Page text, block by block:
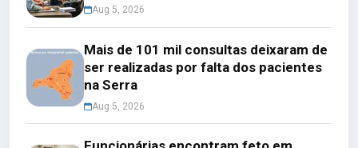
Aug 5, 2026
Mais de 101 mil consultas deixaram de
ser realizadas por falta dos pacientes
na Serra
Aug 5, 2026